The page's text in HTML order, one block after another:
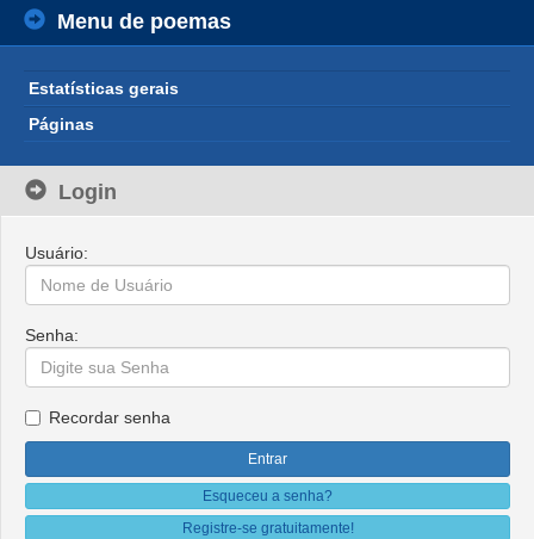
Menu de poemas
Estatísticas gerais
Páginas
Login
Usuário:
Senha:
Recordar senha
Esqueceu a senha?
Registre-se gratuitamente!